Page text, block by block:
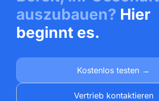
auszubauen? Hier
beginnt es.
Kostenlos testen →
Vertrieb kontaktieren